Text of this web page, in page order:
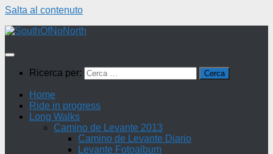
Salta al contenuto
Ricerca per:
Home
Ride in progress
Long Walks
Camino de Levante 2013
Camino de Levante Diario
Levante Fotoalbum